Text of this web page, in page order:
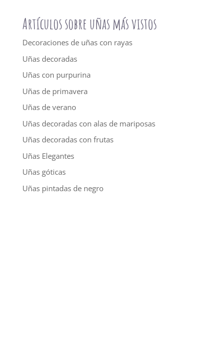
Artículos sobre uñas más vistos
Decoraciones de uñas con rayas
Uñas decoradas
Uñas con purpurina
Uñas de primavera
Uñas de verano
Uñas decoradas con alas de mariposas
Uñas decoradas con frutas
Uñas Elegantes
Uñas góticas
Uñas pintadas de negro